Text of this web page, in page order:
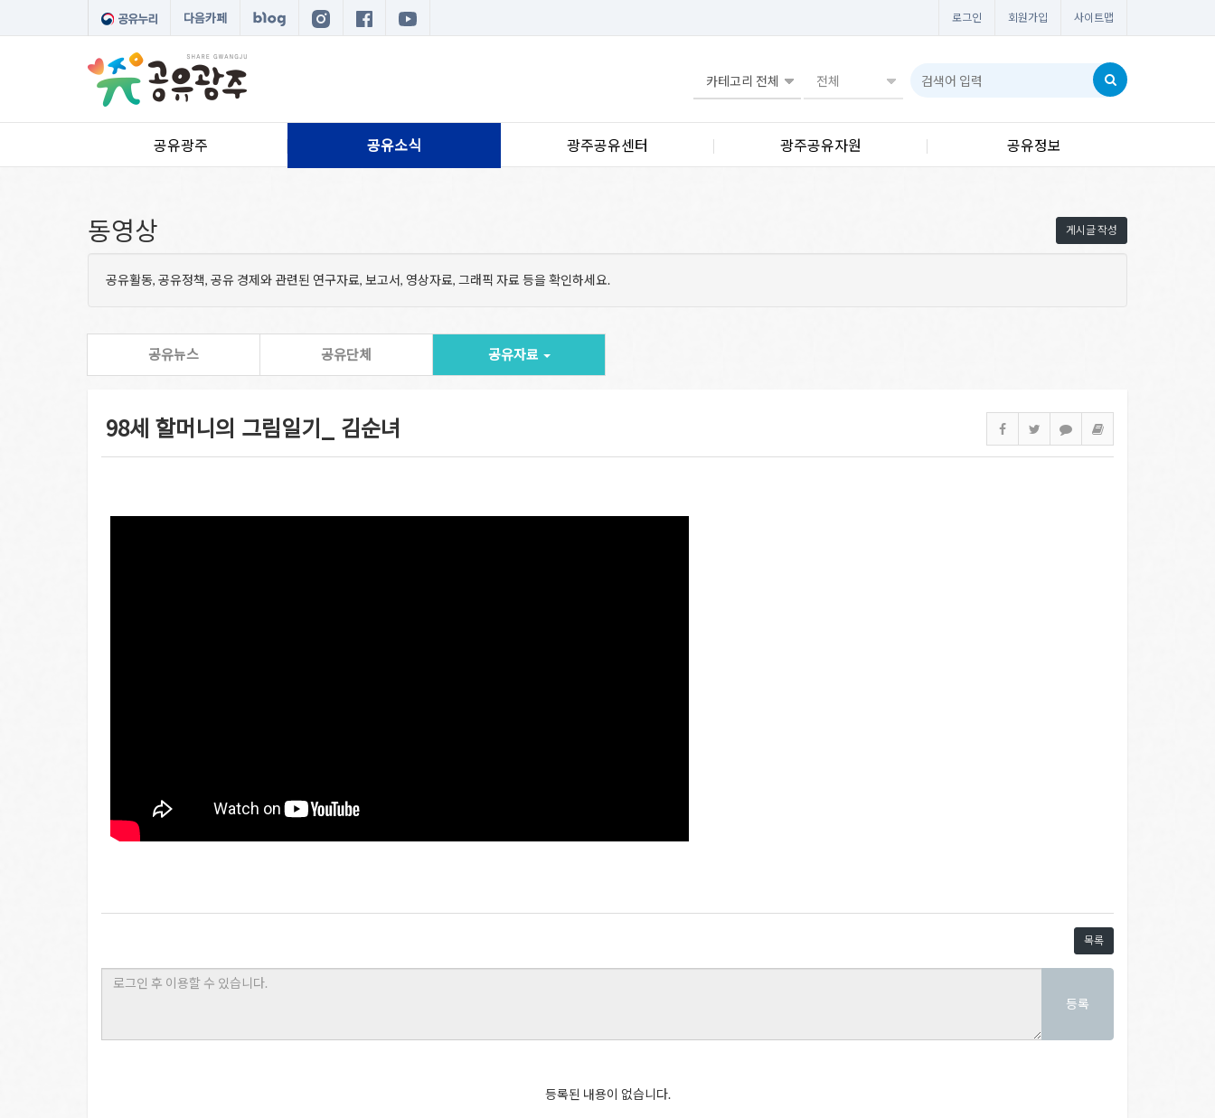
다음카페 로그인 회원가입 사이트맵
공유광주 공유소식 광주공유센터 광주공유자원 공유정보
게시글 작성
동영상
공유활동, 공유정책, 공유 경제와 관련된 연구자료, 보고서, 영상자료, 그래픽 자료 등을 확인하세요.
공유뉴스 공유단체 공유자료
98세 할머니의 ​그림일기_ 김순녀
목록
등록
등록된 내용이 없습니다.